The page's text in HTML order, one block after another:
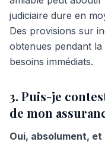
judiciaire dure en
Des provisions sur
obtenues pendant
besoins immédiats.
3. Puis-je
de mon
Oui, absolument,